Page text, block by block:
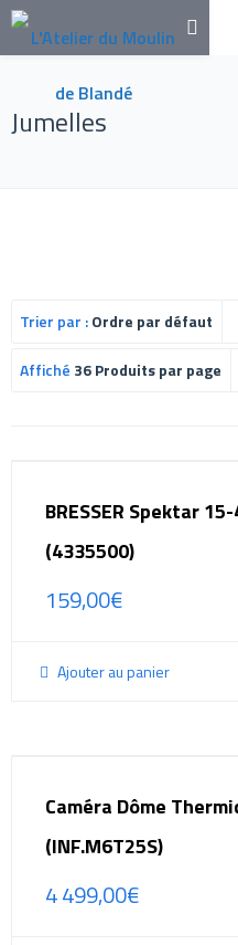
Jumelles
Trier par :Ordre par défaut
Affiché 36 Produits par page
BRESSER Spektar
(4335500)
159,00€
Ajouter au panier
Caméra Dôme
(INF.M6T25S)
4 499,00€